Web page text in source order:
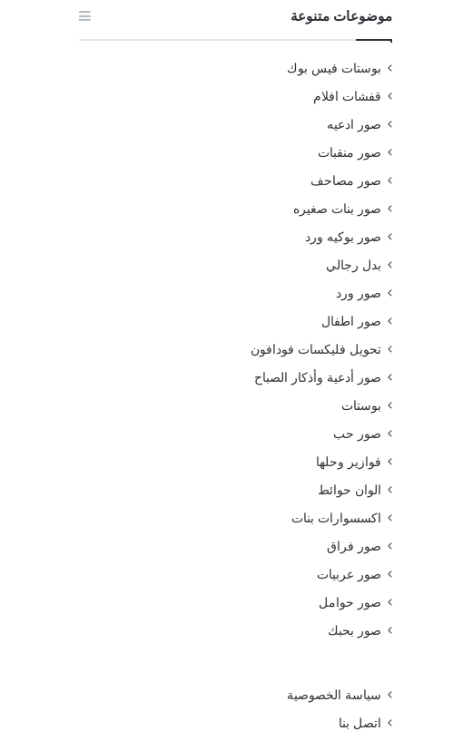
موضوعات متنوعة
بوستات فيس بوك
قفشات افلام
صور ادعيه
صور منقبات
صور مصاحف
صور بنات صغيره
صور بوكيه ورد
بدل رجالي
صور ورد
صور اطفال
تحويل فليكسات فودافون
صور أدعية وأذكار الصباح
بوستات
صور حب
فوازير وحلها
الوان حوائط
اكسسوارات بنات
صور فراق
صور عربيات
صور حوامل
صور بحبك
سياسة الخصوصية
اتصل بنا